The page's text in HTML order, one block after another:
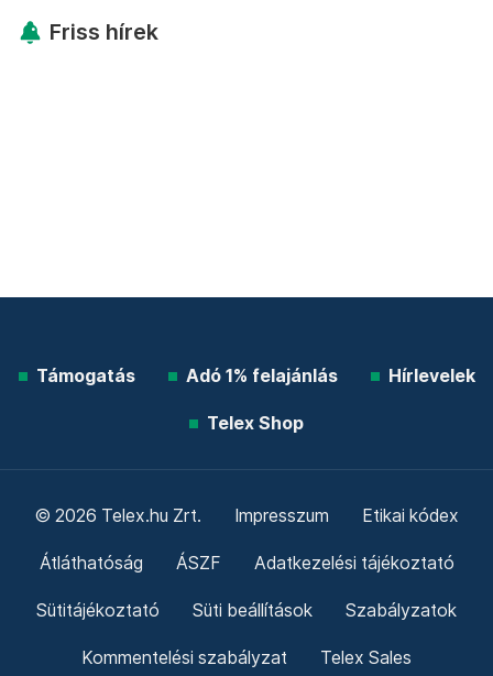
Friss hírek
Támogatás Adó 1% felajánlás Hírlevelek
Telex Shop
© 2026 Telex.hu Zrt. Impresszum Etikai kódex
Átláthatóság ÁSZF Adatkezelési tájékoztató
Sütitájékoztató Süti beállítások Szabályzatok
Kommentelési szabályzat Telex Sales